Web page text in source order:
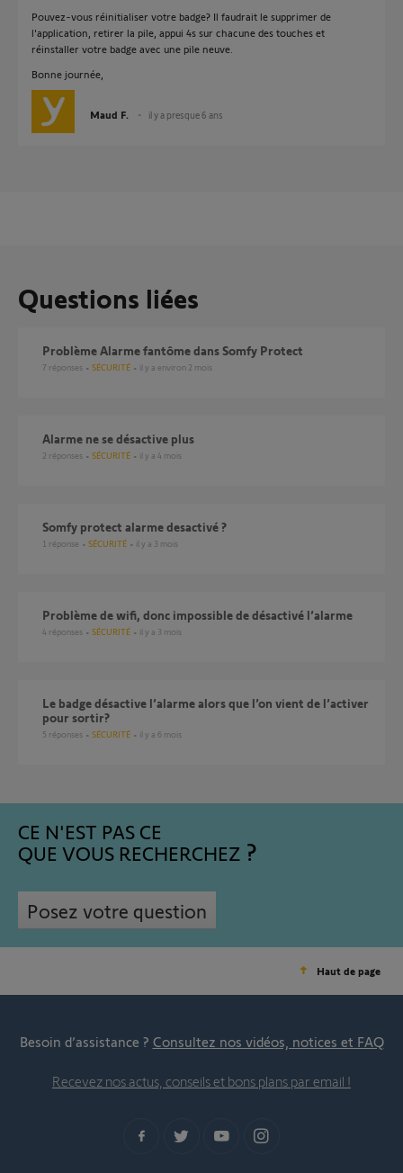
Pouvez-vous réinitialiser votre badge? Il faudrait le supprimer de
l'application, retirer la pile, appui 4s sur chacune des touches et
réinstaller votre badge avec une pile neuve.
Bonne journée,
Maud F. il y a presque 6 ans
Questions liées
Problème Alarme fantôme dans Somfy Protect
7 réponses SÉCURITÉ il y a environ 2 mois
Alarme ne se désactive plus
2 réponses SÉCURITÉ il y a 4 mois
somfy protect alarme desactivé ?
1 réponse SÉCURITÉ il y a 3 mois
Problème de wifi, donc impossible de désactivé l’alarme
4 réponses SÉCURITÉ il y a 3 mois
Le badge désactive l’alarme alors que l’on vient de l’activer
pour sortir?
5 réponses SÉCURITÉ il y a 6 mois
CE N'EST PAS CE
QUE VOUS RECHERCHEZ
Posez votre question
Haut de page
Besoin d’assistance ? Consultez nos vidéos, notices et FAQ
Recevez nos actus, conseils et bons plans par email !